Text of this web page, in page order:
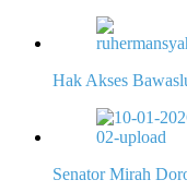
Hak Akses
Senator Mirah